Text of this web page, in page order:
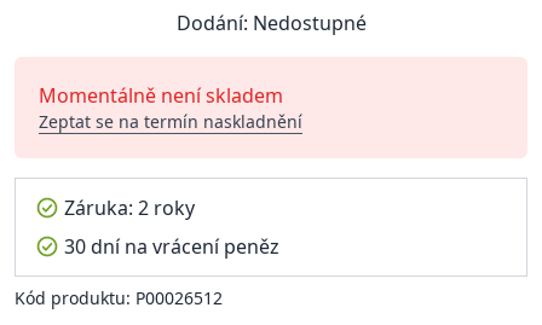
Dodání: Nedostupné
Momentálně není skladem
Zeptat se na termín naskladnění
Záruka: 2 roky
30 dní na vrácení peněz
Kód produktu: P00026512